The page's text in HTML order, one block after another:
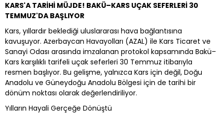
KARS'A TARİHİ MÜJDE! BAKÜ–KARS UÇAK SEFERLERİ 30
TEMMUZ'DA BAŞLIYOR
Kars, yıllardır beklediği uluslararası hava bağlantısına
kavuşuyor. Azerbaycan Havayolları (AZAL) ile Kars Ticaret ve
Sanayi Odası arasında imzalanan protokol kapsamında Bakü–
Kars karşılıklı tarifeli uçak seferleri 30 Temmuz itibarıyla
resmen başlıyor. Bu gelişme, yalnızca Kars için değil, Doğu
Anadolu ve Güneydoğu Anadolu Bölgesi için de tarihi bir
dönüm noktası olarak değerlendiriliyor.
Yılların Hayali Gerçeğe Dönüştü